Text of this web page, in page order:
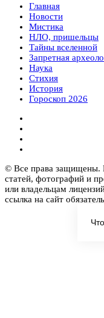
Главная
Новости
Мистика
НЛО, пришельцы
Тайны вселенной
Запретная
Наука
Стихия
История
Гороскоп 2026
© Все права защищены.
статей, фотографий и
или владельцам
ссылка на сайт